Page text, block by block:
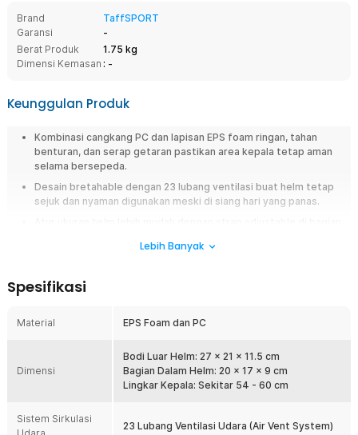
Brand
TaffSPORT
Garansi
-
Berat Produk
1.75 kg
Dimensi Kemasan : -
Keunggulan Produk
Kombinasi cangkang PC dan lapisan EPS foam ringan, tahan
benturan, dan serap getaran pastikan area kepala tetap aman
selama bersepeda.
Desain bretahable dengan 23 lubang ventilasi buat helm tetap
sejuk dan nyaman digunakan meski di siang hari yang panas.
Menikmati hobi gowes seperti road biking mengejar kecepatan di jalan
melakukan mobilitas harian pergi bekerja menuntut Anda untuk selalu
memprioritaskan keselamatan kepala. Menggunakan pelindung kepala
yang seadanya tentu sangat berisiko memicu cedera fatal akibat
keringat yang terperangkap. Sebagai solusi perlindungan mutakhir,
Lebih Banyak
Spesifikasi
Material EPS Foam dan PC
Dimensi
Bodi Luar Helm: 27 x 21 x 11.5 cm
Bagian Dalam Helm: 20 x 17 x 9 cm
Lingkar Kepala: Sekitar 54 - 60 cm
Sistem Sirkulasi
Udara
23 Lubang Ventilasi Udara (Air Vent System)